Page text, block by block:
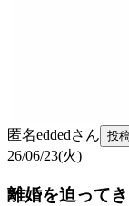
匿名eddedさん 投
26/06/23(火)
離婚を迫って